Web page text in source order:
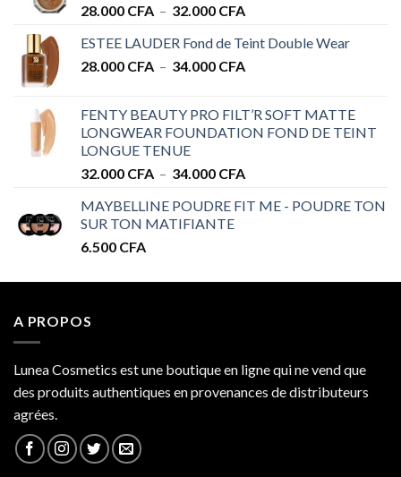
28.000 CFA – 32.000 CFA
prix :
28.000 CFA
ESTEE LAUDER Fond de Teint Double Wear
28.000 CFA – 34.000 CFA
28.000 CFA
à
FENTY BEAUTY PRO FILT’R SOFT MATTE
LONGWEAR FOUNDATION FOND DE TEINT
LONGUE TENUE
32.000 CFA – 34.000 CFA
prix :
MAYBELLINE POUDRE FIT ME - POUDRE TON
SUR TON MATIFIANTE
6.500 CFA
A PROPOS
Lunea Cosmetics est une boutique en ligne qui ne vend que
des produits authentiques en provenances de distributeurs
agrées.